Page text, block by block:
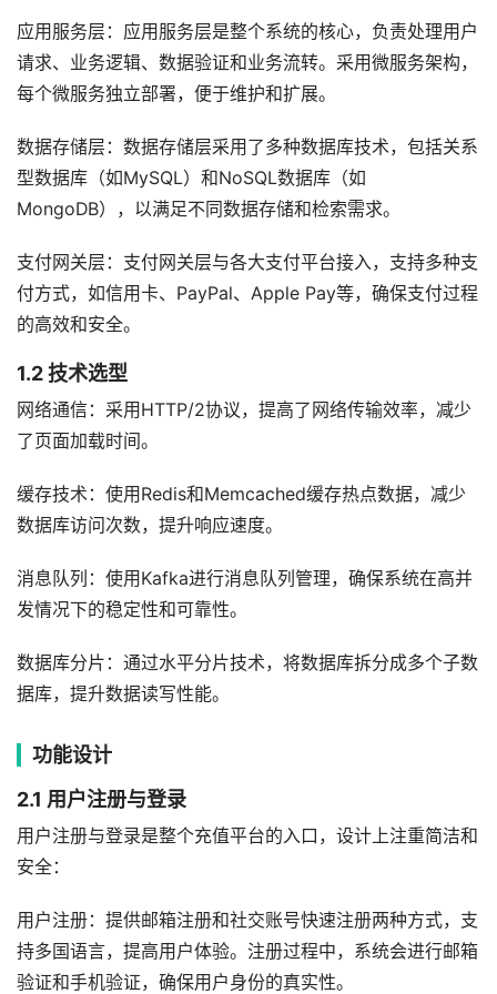
应用服务层：应用服务层是整个系统的核心，负责处理用户
请求、业务逻辑、数据验证和业务流转。采用微服务架构，
每个微服务独立部署，便于维护和扩展。
数据存储层：数据存储层采用了多种数据库技术，包括关系
型数据库（如MySQL）和NoSQL数据库（如
MongoDB），以满足不同数据存储和检索需求。
支付网关层：支付网关层与各大支付平台接入，支持多种支
付方式，如信用卡、PayPal、Apple Pay等，确保支付过程
的高效和安全。
1.2 技术选型
网络通信：采用HTTP/2协议，提高了网络传输效率，减少
了页面加载时间。
缓存技术：使用Redis和Memcached缓存热点数据，减少
数据库访问次数，提升响应速度。
消息队列：使用Kafka进行消息队列管理，确保系统在高并
发情况下的稳定性和可靠性。
数据库分片：通过水平分片技术，将数据库拆分成多个子数
据库，提升数据读写性能。
功能设计
2.1 用户注册与登录
用户注册与登录是整个充值平台的入口，设计上注重简洁和
安全：
用户注册：提供邮箱注册和社交账号快速注册两种方式，支
持多国语言，提高用户体验。注册过程中，系统会进行邮箱
验证和手机验证，确保用户身份的真实性。